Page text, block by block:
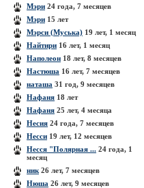
Мэри 24 года, 7 месяцев
Мэри 15 лет
Мэрси (Муська) 19 лет, 1 месяц
Найтири 16 лет, 1 месяц
Наполеон 18 лет, 8 месяцев
Настюша 16 лет, 7 месяцев
наташа 31 год, 9 месяцев
Нафаня 18 лет
Нафаня 25 лет, 4 месяца
Несия 24 года, 7 месяцев
Несси 19 лет, 12 месяцев
Несся "Полярная ... 24 года, 1
месяц
ник 26 лет, 7 месяцев
Нюша 26 лет, 9 месяцев